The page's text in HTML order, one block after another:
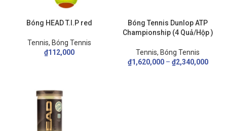
Bóng HEAD T.I.P red
Tennis, Bóng Tennis
₫112,000
Bóng Tennis Dunlop ATP
Championship (4 Quả/Hộp )
Tennis, Bóng Tennis
₫1,620,000– ₫2,340,000